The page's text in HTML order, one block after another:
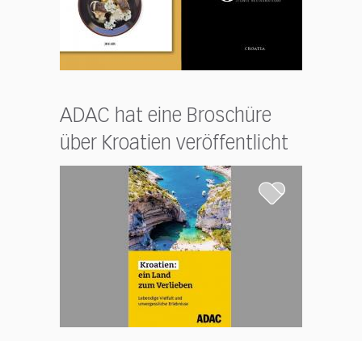
ADAC hat eine Broschüre
über Kroatien veröffentlicht